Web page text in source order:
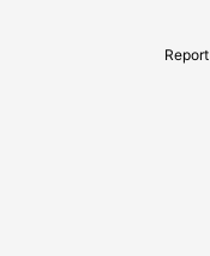
Report